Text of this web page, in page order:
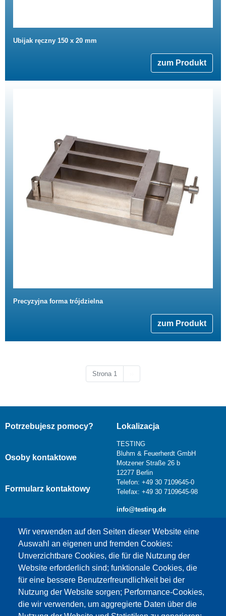
Ubijak ręczny 150 x 20 mm
zum Produkt
Precyzyjna forma trójdzielna
zum Produkt
Strona 1
Wir verwenden auf den Seiten dieser Website eine
Auswahl an eigenen und fremden Cookies:
Unverzichtbare Cookies, die für die Nutzung der
Website erforderlich sind; funktionale Cookies, die
für eine bessere Benutzerfreundlichkeit bei der
Nutzung der Website sorgen; Performance-Cookies,
die wir verwenden, um aggregierte Daten über die
Potrzebujesz pomocy?
Osoby kontaktowe
Formularz kontaktowy
Lokalizacja
TESTING
Bluhm & Feuerherdt GmbH
Motzener Straße 26 b
12277 Berlin
Telefon: +49 30 7109645-0
Telefax: +49 30 7109645-98
info@testing.de
Dieser Inhalt ist blockiert, da die Google Maps